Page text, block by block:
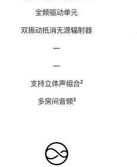
全频驱动单元
双振动抵消无源辐射器
—
—
支持立体声组合脚
²
多房间音频脚
³